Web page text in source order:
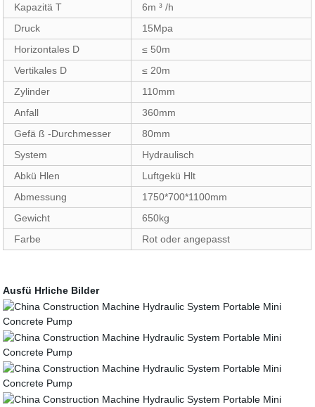
Kapazitä T
6m ³ /h
Druck
15Mpa
Horizontales D
≤ 50m
Vertikales D
≤ 20m
Zylinder
110mm
Anfall
360mm
Gefä ß -Durchmesser
80mm
System
Hydraulisch
Abkü Hlen
Luftgekü Hlt
Abmessung
1750*700*1100mm
Gewicht
650kg
Farbe
Rot oder angepasst
Ausfü Hrliche Bilder